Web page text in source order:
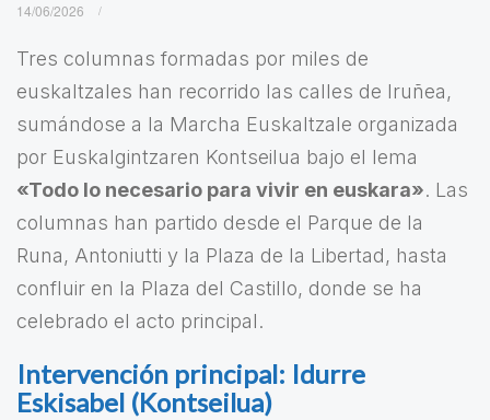
14/06/2026
Tres columnas formadas por miles de
euskaltzales han recorrido las calles de Iruñea,
sumándose a la Marcha Euskaltzale organizada
por Euskalgintzaren Kontseilua bajo el lema
«Todo lo necesario para vivir en euskara». Las
columnas han partido desde el Parque de la
Runa, Antoniutti y la Plaza de la Libertad, hasta
confluir en la Plaza del Castillo, donde se ha
celebrado el acto principal.
Intervención principal: Idurre
Eskisabel (Kontseilua)